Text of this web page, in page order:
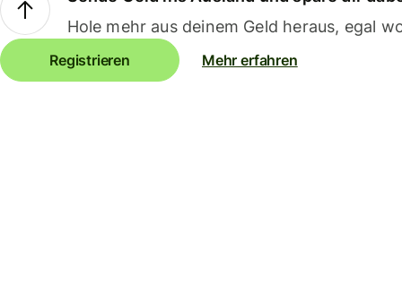
Hole mehr aus deinem Geld heraus, egal
Registrieren Mehr erfahren